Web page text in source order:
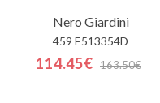
Nero Giardini
459 E513354D
114.45€ 163.50€